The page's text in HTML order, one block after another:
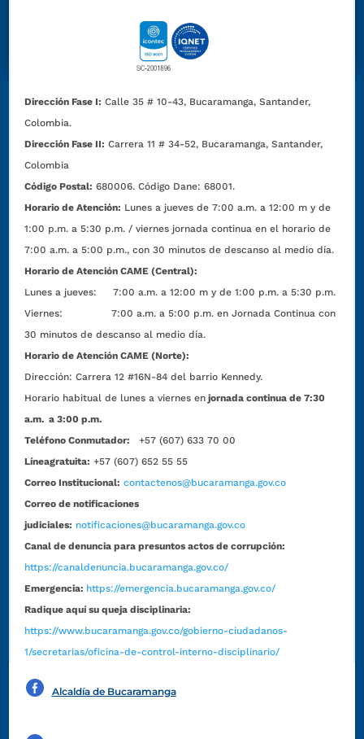
Dirección Fase I: Calle 35 # 10-43, Bucaramanga, Santander,
Colombia.
Dirección Fase II: Carrera 11 # 34-52, Bucaramanga, Santander,
Colombia
Código Postal: 680006. Código Dane: 68001.
Horario de Atención: Lunes a jueves de 7:00 a.m. a 12:00 m y de
1:00 p.m. a 5:30 p.m. / viernes jornada continua en el horario de
7:00 a.m. a 5:00 p.m., con 30 minutos de descanso al medio día.
Horario de Atención CAME (Central):
Lunes a jueves: 7:00 a.m. a 12:00 m y de 1:00 p.m. a 5:30 p.m.
Viernes: 7:00 a.m. a 5:00 p.m. en Jornada Continua con
30 minutos de descanso al medio día.
Horario de Atención CAME (Norte):
Dirección:Carrera 12 #16N-84 del barrio Kennedy.
Horario habitual de lunes a viernes en jornada continua de 7:30
a.m. a 3:00 p.m.
Teléfono Conmutador:
+57 (607) 633 70 00
Líneagratuita: +57 (607) 652 55 55
Correo Institucional: contactenos@bucaramanga.gov.co
Correo de notificaciones
judiciales: notificaciones@bucaramanga.gov.co
Canal de denuncia para presuntos actos de corrupción:
https://canaldenuncia.bucaramanga.gov.co/
Emergencia: https://emergencia.bucaramanga.gov.co/
Radique aquí su queja disciplinaria:
https://www.bucaramanga.gov.co/gobierno-ciudadanos-
1/secretarias/oficina-de-control-interno-disciplinario/
Alcaldía de Bucaramanga